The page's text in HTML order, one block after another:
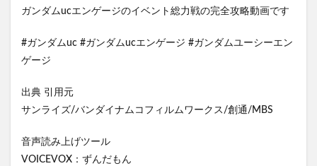
ガンダムucエンゲージのイベント総力戦の完全攻略動画です
#ガンダムuc #ガンダムucエンゲージ #ガンダムユーシーエン
ゲージ
出典 引用元
サンライズ/バンダイナムコフィルムワークス/創通/MBS
音声読み上げツール
VOICEVOX：ずんだもん